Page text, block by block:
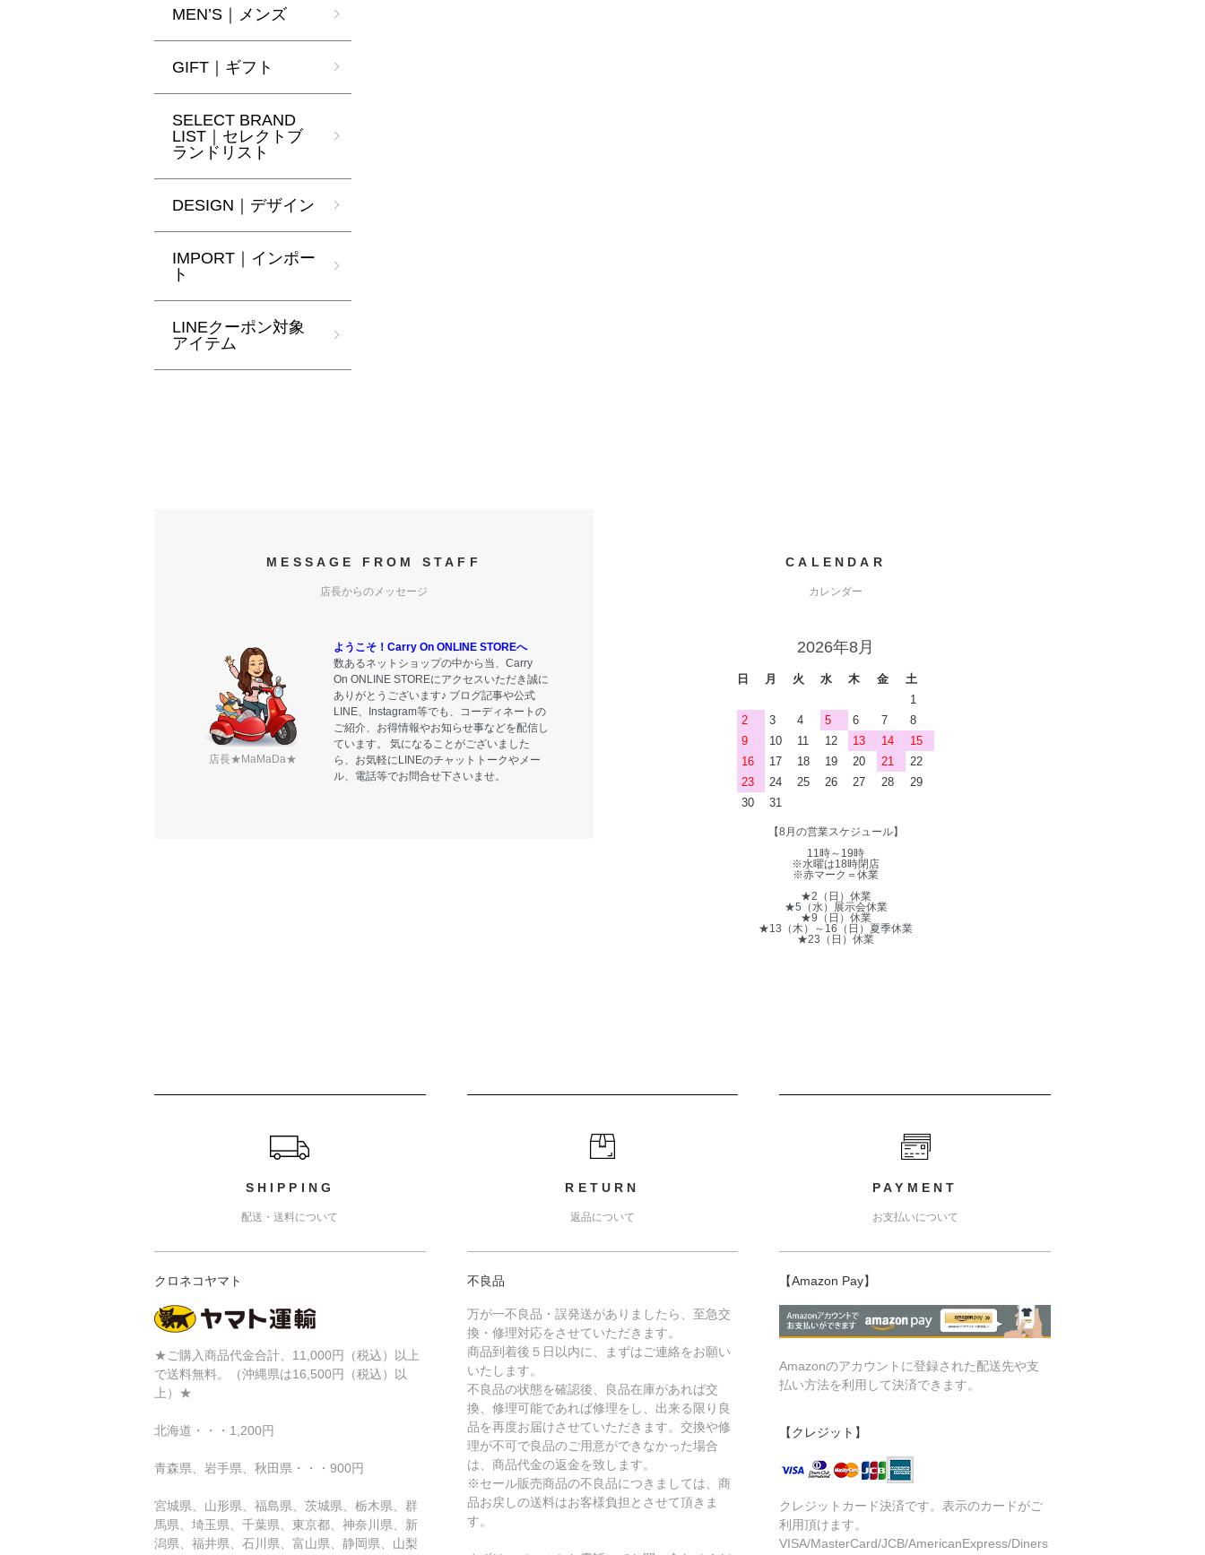
MEN’S｜メンズ
GIFT｜ギフト
SELECT BRAND
LIST｜セレクトブ
ランドリスト
DESIGN｜デザイン
IMPORT｜インポー
ト
LINEクーポン対象
アイテム
MESSAGE FROM STAFF
店長からのメッセージ
店長★MaMaDa★
ようこそ！Carry On ONLINE STOREへ
数あるネットショップの中から当、Carry
On ONLINE STOREにアクセスいただき誠に
ありがとうございます♪ ブログ記事や公式
LINE、Instagram等でも、コーディネートの
ご紹介、お得情報やお知らせ事などを配信し
ています。 気になることがございました
ら、お気軽にLINEのチャットトークやメー
ル、電話等でお問合せ下さいませ。
CALENDAR
カレンダー
2026年8月
日 月 火 水 木 金
土
1
2
3 4 5 6 7
8
9
10 11 12 13 14
15
16
17 18 19 20 21
22
23
24 25 26 27 28
29
30
31
【8月の営業スケジュール】
11時～19時
※水曜は18時閉店
※赤マーク＝休業
★2（日）休業
★5（水）展示会休業
★9（日）休業
★13（木）～16（日）夏季休業
★23（日）休業
ショッピングガイド
SHIPPING
配送・送料について
クロネコヤマト
★ご購入商品代金合計、11,000円（税込）以上
で送料無料。（沖縄県は16,500円（税込）以
上）★
北海道・・・1,200円
青森県、岩手県、秋田県・・・900円
宮城県、山形県、福島県、茨城県、栃木県、群
馬県、埼玉県、千葉県、東京都、神奈川県、新
潟県、福井県、石川県、富山県、静岡県、山梨
RETURN
返品について
不良品
万が一不良品・誤発送がありましたら、至急交
換・修理対応をさせていただきます。
商品到着後５日以内に、まずはご連絡をお願い
いたします。
不良品の状態を確認後、良品在庫があれば交
換、修理可能であれば修理をし、出来る限り良
品を再度お届けさせていただきます。交換や修
理が不可で良品のご用意ができなかった場合
は、商品代金の返金を致します。
※セール販売商品の不良品につきましては、商
品お戻しの送料はお客様負担とさせて頂きま
す。
PAYMENT
お支払いについて
【Amazon Pay】
Amazonのアカウントに登録された配送先や支
払い方法を利用して決済できます。
【クレジット】
クレジットカード決済です。表示のカードがご
利用頂けます。
VISA/MasterCard/JCB/AmericanExpress/Diners